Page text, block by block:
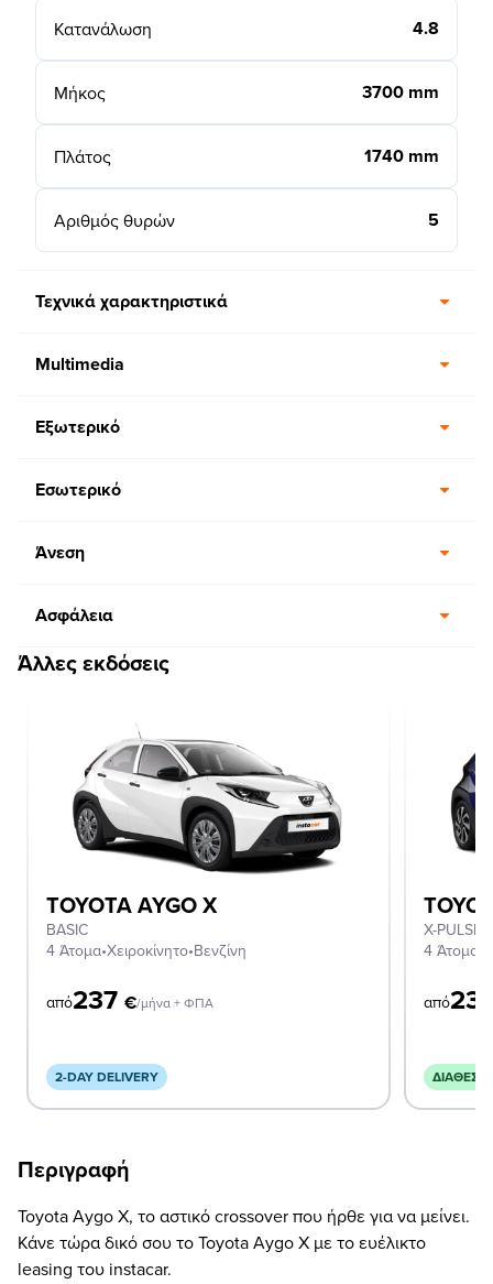
Κατανάλωση 4.8
Μήκος 3700 mm
Πλάτος 1740 mm
Αριθμός θυρών 5
Τεχνικά χαρακτηριστικά
Multimedia
Εξωτερικό
Εσωτερικό
Άνεση
Ασφάλεια
Άλλες εκδόσεις
TOYOTA AYGO X
BASIC
4 Άτομα•Χειροκίνητο•Βενζίνη
από237 €/μήνα + ΦΠΑ
2-DAY DELIVERY
X-PULSE
4 Άτομα
από
Περιγραφή
Toyota Aygo X, το αστικό crossover που ήρθε για να μείνει.
Κάνε τώρα δικό σου το Toyota Aygo X με το ευέλικτο
leasing του instacar.